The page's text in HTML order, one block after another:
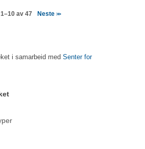
1–10 av 47 Neste>>
i samarbeid med Senter for